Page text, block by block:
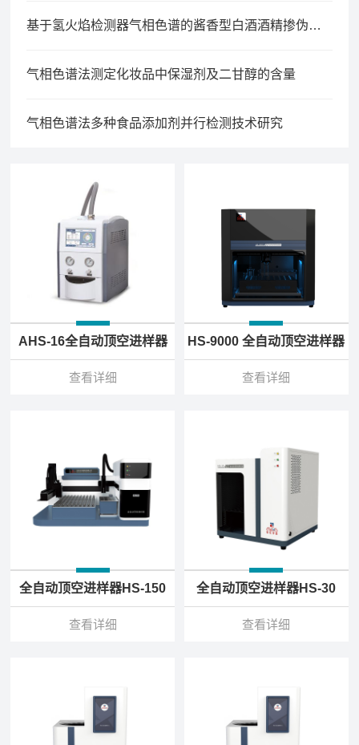
基于氢火焰检测器气相色谱的酱香型白酒酒精掺伪鉴别技术研究
气相色谱法测定化妆品中保湿剂及二甘醇的含量
气相色谱法多种食品添加剂并行检测技术研究
AHS-16全自动顶空进样器
查看详细
HS-9000 全自动顶空进样器
查看详细
全自动顶空进样器HS-150
查看详细
全自动顶空进样器HS-30
查看详细